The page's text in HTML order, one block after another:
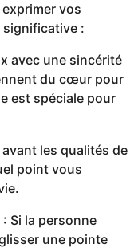
vos
significative :
avec une sincérité
du cœur pour
est spéciale pour
les qualités de
point vous
: Si la personne
une pointe